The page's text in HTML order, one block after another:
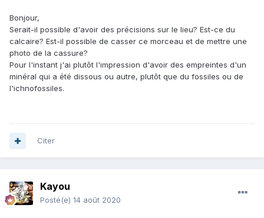
Bonjour,
Serait-il possible d'avoir des précisions sur le lieu? Est-ce du
calcaire? Est-il possible de casser ce morceau et de mettre une
photo de la cassure?
Pour l'instant j'ai plutôt l'impression d'avoir des empreintes d'un
minéral qui a été dissous ou autre, plutôt que du fossiles ou de
l'ichnofossiles.
Citer
Kayou
Posté(e) 14 août 2020